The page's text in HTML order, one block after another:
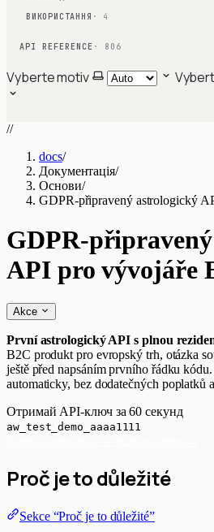
ВИКОРИСТАННЯ · 4
API REFERENCE · 806
Vyberte motiv
//
docs/
Документація/
Основи/
GDPR-připravený astrologický
GDPR-
API pro vývojáře
Akce
První astrologický API s plnou
B2C produkt pro evropský trh, otázka
ještě před napsáním prvního řádku
automaticky, bez dodatečných poplatků
Отримай API-ключ за 60 секунд
aw_test_demo_aaaa1111
Proč je to důležité
Sekce “Proč je to důležité”